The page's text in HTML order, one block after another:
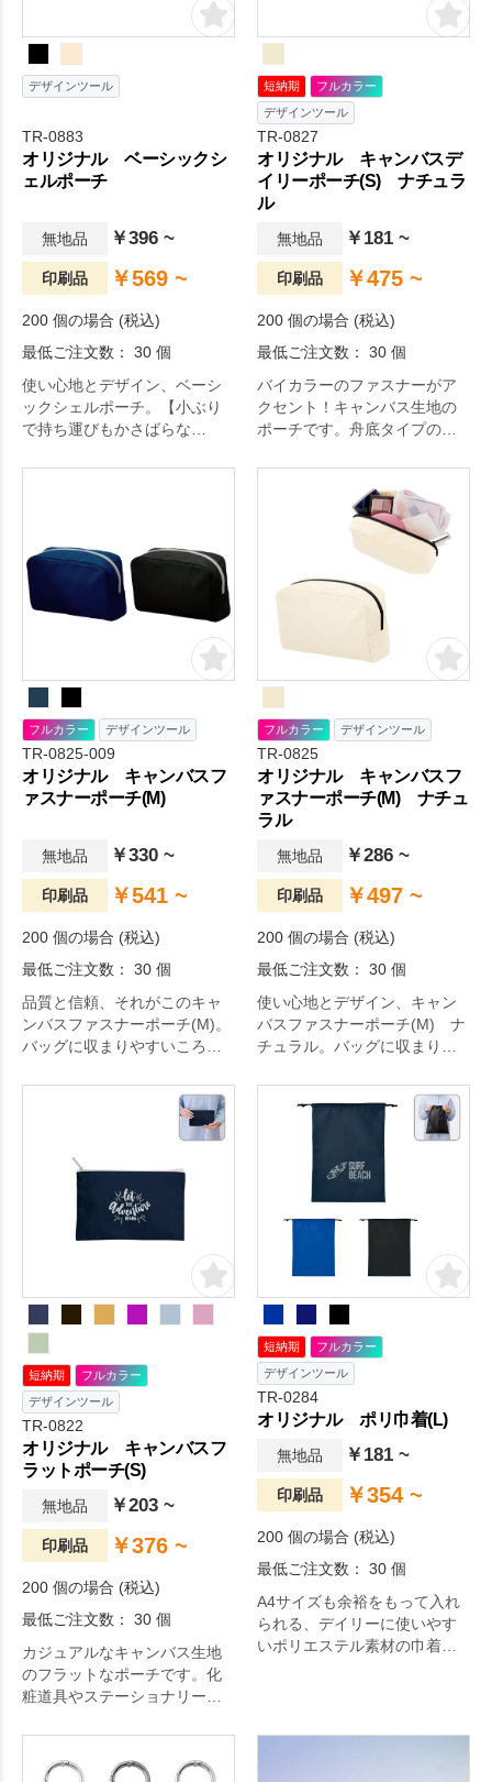
デザインツール
TR-0883
オリジナル ベーシックシ
ェルポーチ
無地品 ￥396 ~
印刷品 ￥569 ~
200 個の場合 (税込)
最低ご注文数： 30 個
使い心地とデザイン、ベーシ
ックシェルポーチ。【小ぶり
で持ち運びもかさばらな
く開いて中身も見やすい！ロ
で摩擦にも強く長くご利用い
ただけるので中長期的な販促
効果も期待できます！。オリ
ジナルグッズドットコムの選
短納期
フルカラー
デザインツール
TR-0827
オリジナル キャンバスデ
イリーポーチ(S) ナチュラ
ル
無地品 ￥181 ~
印刷品 ￥475 ~
200 個の場合 (税込)
最低ご注文数： 30 個
バイカラーのファスナーがア
クセント！キャンバス生地の
ポーチです。舟底タイプの底
るので、メイク道具やエチケ
ットグッズ、ステーショナリ
ー等のかさばる小物の持ち運
びや収納にオススメのアイテ
ムです。名入れは1色プリント
もしくはフルカラー対応で、
ノベルティとしてはもちろ
ん、販売品としても人気のあ
る商品です。
フルカラー デザインツール
TR-0825-009
オリジナル キャンバスフ
ァスナーポーチ(M)
無地品 ￥330 ~
印刷品 ￥541 ~
200 個の場合 (税込)
最低ご注文数： 30 個
品質と信頼、それがこのキャ
ンバスファスナーポーチ(M)。
バッグに収まりやすいころん
です。化粧道具やステーショ
ナリー、かさばる小物をまと
めて収納できます。サイズ違
いでSサイズもございます。オ
リジナルグッズドットコムの
選りすぐり。
フルカラー デザインツール
TR-0825
オリジナル キャンバスフ
ァスナーポーチ(M) ナチュ
ラル
無地品 ￥286 ~
印刷品 ￥497 ~
200 個の場合 (税込)
最低ご注文数： 30 個
使い心地とデザイン、キャン
バスファスナーポーチ(M) ナ
チュラル。バッグに収まりや
付きポーチです。化粧道具や
ステーショナリー、かさばる
小物をまとめて収納できま
す。サイズ違いでSサイズもご
ざいます。毎日の生活をより
快適に。
短納期
フルカラー
デザインツール
TR-0822
オリジナル キャンバスフ
ラットポーチ(S)
無地品 ￥203 ~
印刷品 ￥376 ~
200 個の場合 (税込)
最低ご注文数： 30 個
カジュアルなキャンバス生地
のフラットなポーチです。化
粧道具やステーショナリー、
です。サイズ違いでSS・M・L
サイズもございます。
短納期
フルカラー
デザインツール
TR-0284
オリジナル ポリ巾着(L)
無地品 ￥181 ~
印刷品 ￥354 ~
200 個の場合 (税込)
最低ご注文数： 30 個
A4サイズも余裕をもって入れ
られる、デイリーに使いやす
いポリエステル素材の巾着で